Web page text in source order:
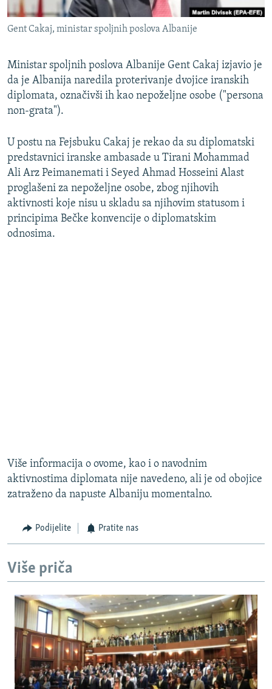
VIŠE OD NASLOVA
GENOCID U SREBRENICI
POPLAVE I KLIZIŠTA U BIH 2024.
TV LIBERTY
POST SCRIPTUM
TRI DECENIJE OD RATA U BIH
SVE KARTE DEJTONA
NASTANAK I RASPAD JUGOSLAVIJE
PRATITE NAS
Sve RFE/RL stranice
Gent Cakaj, ministar spoljnih poslova Albanije
Ministar spoljnih poslova Albanije Gent Cakaj izjavio je
da je Albanija naredila proterivanje dvojice iranskih
diplomata, označivši ih kao nepoželjne osobe ("persona
non-grata").
U postu na Fejsbuku Cakaj je rekao da su diplomatski
predstavnici iranske ambasade u Tirani Mohammad
Ali Arz Peimanemati i Seyed Ahmad Hosseini Alast
proglašeni za nepoželjne osobe, zbog njihovih
aktivnosti koje nisu u skladu sa njihovim statusom i
principima Bečke konvencije o diplomatskim
odnosima.
Više informacija o ovome, kao i o navodnim
aktivnostima diplomata nije navedeno, ali je od obojice
zatraženo da napuste Albaniju momentalno.
Podijelite Pratite nas
Više priča